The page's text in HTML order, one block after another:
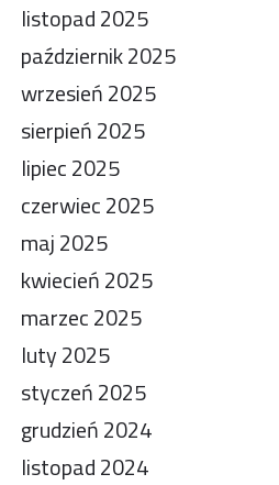
listopad 2025
październik 2025
wrzesień 2025
sierpień 2025
lipiec 2025
czerwiec 2025
maj 2025
kwiecień 2025
marzec 2025
luty 2025
styczeń 2025
grudzień 2024
listopad 2024